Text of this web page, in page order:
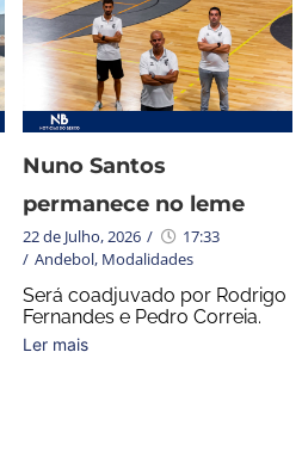
Nuno Santos
permanece no leme
22 de Julho, 2026 /
17:33
/ Andebol, Modalidades
Será coadjuvado por Rodrigo
Fernandes e Pedro Correia.
Ler mais